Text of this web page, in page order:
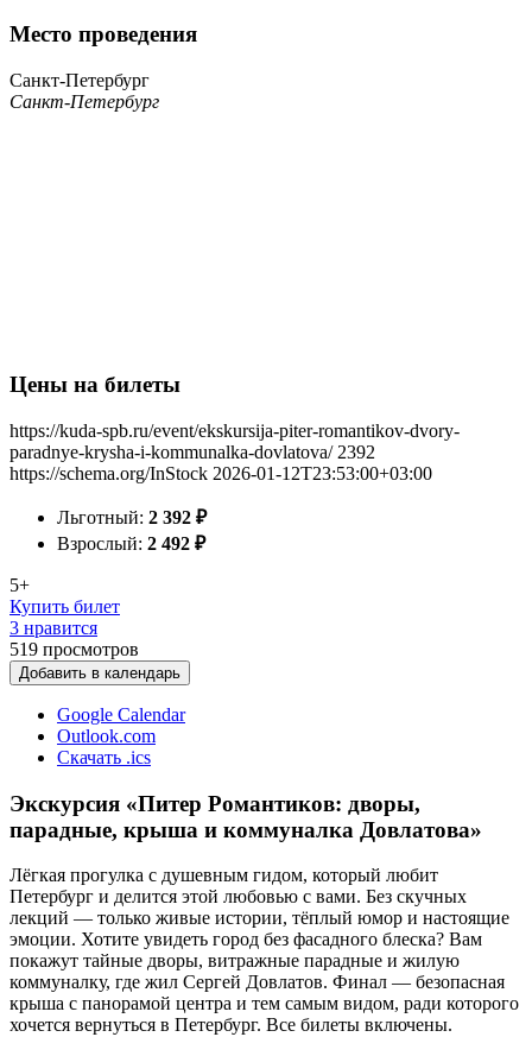
Место проведения
Санкт-Петербург
Санкт-Петербург
Цены на билеты
https://kuda-spb.ru/event/ekskursija-piter-romantikov-dvory-
paradnye-krysha-i-kommunalka-dovlatova/ 2392
https://schema.org/InStock 2026-01-12T23:53:00+03:00
Льготный: 2 392 ₽
Взрослый: 2 492 ₽
5+
Купить билет
3 нравится
519 просмотров
Добавить в календарь
Google Calendar
Outlook.com
Скачать .ics
Экскурсия «Питер Романтиков: дворы,
парадные, крыша и коммуналка Довлатова»
Лёгкая прогулка с душевным гидом, который любит
Петербург и делится этой любовью с вами. Без скучных
лекций — только живые истории, тёплый юмор и настоящие
эмоции. Хотите увидеть город без фасадного блеска? Вам
покажут тайные дворы, витражные парадные и жилую
коммуналку, где жил Сергей Довлатов. Финал — безопасная
крыша с панорамой центра и тем самым видом, ради которого
хочется вернуться в Петербург. Все билеты включены.